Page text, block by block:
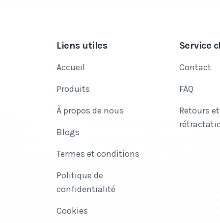
Liens utiles
Accueil
Produits
À propos de nous
Blogs
Termes et conditions
Politique de
confidentialité
Cookies
Service
Contact
FAQ
Retours